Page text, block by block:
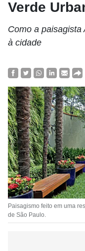
Verde
Como a paisagista
à cidade
Paisagismo feito em uma
de São Paulo.